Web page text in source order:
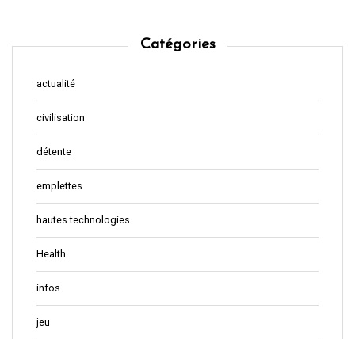
Catégories
actualité
civilisation
détente
emplettes
hautes technologies
Health
infos
jeu